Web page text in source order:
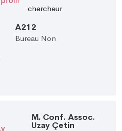
chercheur
A212
Bureau Non
M. Conf. Assoc.
Uzay Çetin